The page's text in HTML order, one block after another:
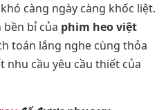
càng ngày càng khốc liệt.
bỉ của phim heo việt
toán lắng nghe cùng thỏa
nhu cầu yêu cầu thiết của